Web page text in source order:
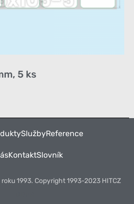
5 ks
SlužbyReference
KontaktSlovník
1993. Copyright 1993-2023 HITCZ